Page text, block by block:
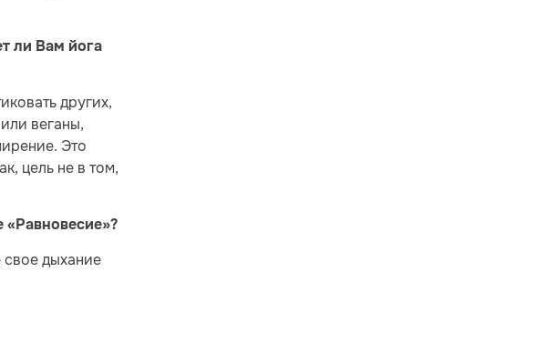
ли Вам йога
других,
веганы,
Это
цель не в том,
«Равновесие»?
свое дыхание